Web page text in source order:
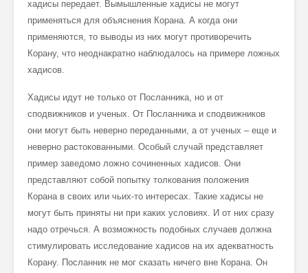
хадисы передает. Вымышленные хадисы не могут
применяться для объяснения Корана. А когда они
применяются, то выводы из них могут противоречить
Корану, что неоднакратно наблюдалось на примере ложных
хадисов.
Хадисы идут не только от Посланника, но и от
сподвижников и ученых. От Посланника и сподвижников
они могут быть неверно переданными, а от ученых – еще и
неверно растокованными. Особый случай представляет
пример заведомо ложно сочиненных хадисов. Они
представляют собой попытку толкования положения
Корана в своих или чьих-то интересах. Такие хадисы не
могут быть приняты ни при каких условиях. И от них сразу
надо отречься. А возможность подобных случаев должна
стимулировать исследование хадисов на их адекватность
Корану. Посланник не мог сказать ничего вне Корана. Он